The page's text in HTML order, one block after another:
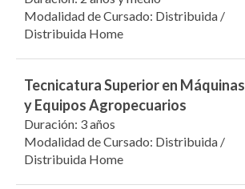
Modalidad de Cursado: Distribuida /
Distribuida Home
Tecnicatura Superior en Máquinas
y Equipos Agropecuarios
Duración: 3 años
Modalidad de Cursado: Distribuida /
Distribuida Home